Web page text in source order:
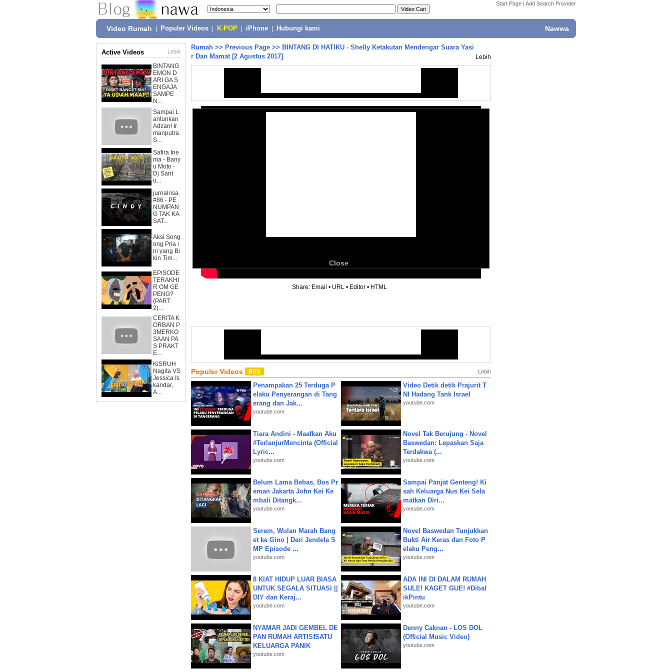
Start Page | Add Search Provider
Video Rumah Populer Videos K-POP iPhone Hubungi kami Nawwa
Active Videos Lebih
BINTANG
EMON D
ARI GA S
ENGAJA
SAMPE
N...
Sampai L
antunkan
Adzan! Ir
manputra
S...
Safira Ine
ma - Bany
u Moto -
Dj Sant
u...
jurnalrisa
#86 - PE
NUMPAN
G TAK KA
SAT...
Aksi Song
ong Pria i
ni yang Bi
kin Tim...
EPISODE
TERAKHI
R OM GE
PENG?
(PART
2)...
CERITA K
ORBAN P
3MERKO
SAAN PA
S PRAKT
E...
KISRUH
Nagita VS
Jessica Is
kandar,
A...
Rumah >> Previous Page >> BINTANG DI HATIKU - Shelly Ketakutan Mendengar Suara Yasi
r Dan Mamat [2 Agustus 2017]
Lebih
Close
Share: Email • URL • Editor • HTML
Populer Videos Lebih
Penampakan 25 Terduga P
elaku Penyerangan di Tang
erang dan Jak...
youtube.com
Video Detik detik Prajurit T
NI Hadang Tank Israel
youtube.com
Tiara Andini - Maafkan Aku
#TerlanjurMencinta (Official
Lyric...
youtube.com
Novel Tak Berujung - Novel
Baswedan: Lepaskan Saja
Terdakwa (...
youtube.com
Belum Lama Bebas, Bos Pr
eman Jakarta John Kei Ke
mbali Ditangk...
youtube.com
Sampai Panjat Genteng! Ki
sah Keluarga Nus Kei Sela
matkan Diri...
youtube.com
Serem, Wulan Marah Bang
et ke Gino | Dari Jendela S
MP Episode ...
youtube.com
Novel Baswedan Tunjukkan
Bukti Air Keras dan Foto P
elaku Peng...
youtube.com
8 KIAT HIDUP LUAR BIASA
UNTUK SEGALA SITUASI ||
DIY dan Keraj...
youtube.com
ADA INI DI DALAM RUMAH
SULE! KAGET GUE! #Dibal
ikPintu
youtube.com
NYAMAR JADI GEMBEL DE
PAN RUMAH ARTIS❗SATU
KELUARGA PANIK
youtube.com
Denny Caknan - LOS DOL
(Official Music Video)
youtube.com